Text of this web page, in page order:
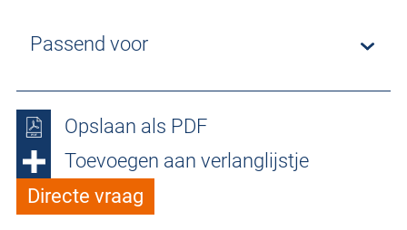
Passend voor
Opslaan als PDF
Toevoegen aan verlanglijstje
Directe vraag